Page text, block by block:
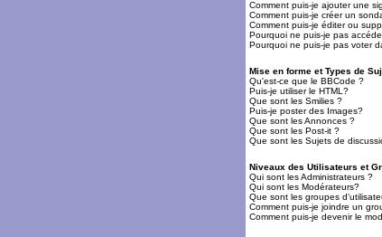
Comment puis-je ajouter une
Comment puis-je créer un
Comment puis-je éditer ou
Pourquoi ne puis-je pas
Pourquoi ne puis-je pas voter
Mise en forme et Types de
Qu'est-ce que le BBCode ?
Puis-je utiliser le HTML?
Que sont les Smilies ?
Puis-je poster des Images?
Que sont les Annonces ?
Que sont les Post-it ?
Que sont les Sujets de
Niveaux des Utilisateurs et
Qui sont les Administrateurs ?
Qui sont les Modérateurs?
Que sont les groupes
Comment puis-je joindre un
Comment puis-je devenir le